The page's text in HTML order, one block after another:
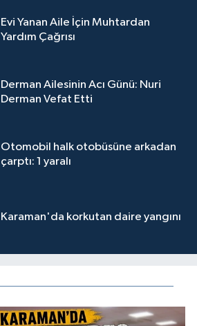
Evi Yanan Aile İçin Muhtardan
Yardım Çağrısı
Derman Ailesinin Acı Günü: Nuri
Derman Vefat Etti
Otomobil halk otobüsüne arkadan
çarptı: 1 yaralı
Karaman'da korkutan daire yangını